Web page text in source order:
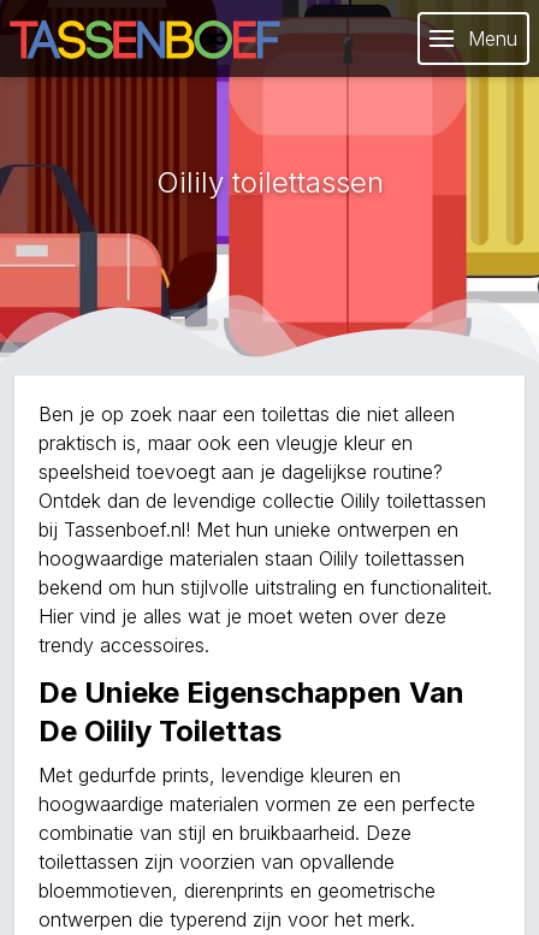
Menu
Oilily toilettassen
Ben je op zoek naar een toilettas die niet alleen
praktisch is, maar ook een vleugje kleur en
speelsheid toevoegt aan je dagelijkse routine?
Ontdek dan de levendige collectie Oilily toilettassen
bij Tassenboef.nl! Met hun unieke ontwerpen en
hoogwaardige materialen staan Oilily toilettassen
bekend om hun stijlvolle uitstraling en functionaliteit.
Hier vind je alles wat je moet weten over deze
trendy accessoires.
De Unieke Eigenschappen Van
De Oilily Toilettas
Met gedurfde prints, levendige kleuren en
hoogwaardige materialen vormen ze een perfecte
combinatie van stijl en bruikbaarheid. Deze
toilettassen zijn voorzien van opvallende
bloemmotieven, dierenprints en geometrische
ontwerpen die typerend zijn voor het merk.